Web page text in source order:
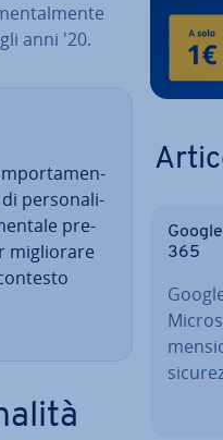
anni '20.
di per­so­na­li­
pre­
mi­glio­ra­re
365